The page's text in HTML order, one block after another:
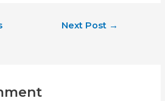
Next Post →